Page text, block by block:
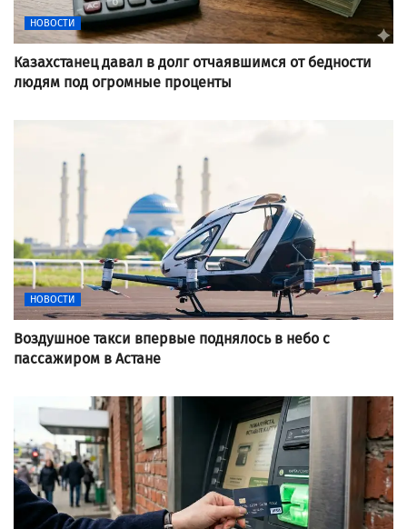
НОВОСТИ
Казахстанец давал в долг отчаявшимся от бедности
людям под огромные проценты
НОВОСТИ
Воздушное такси впервые поднялось в небо с
пассажиром в Астане